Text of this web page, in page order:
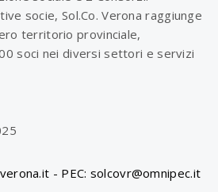
socie, Sol.Co. Verona raggiunge
territorio provinciale,
soci nei diversi settori e servizi
- PEC: solcovr@omnipec.it